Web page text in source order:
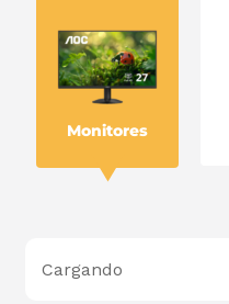
Monitores
Cargando